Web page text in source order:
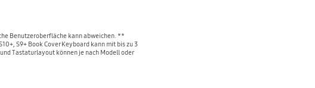
Benutzeroberfläche kann abweichen. **
S9+ Book Cover Keyboard kann mit bis zu 3
Tastaturlayout können je nach Modell oder